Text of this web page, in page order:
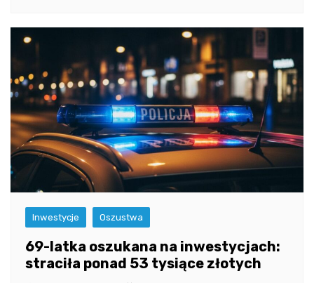
Inwestycje Oszustwa
69-latka oszukana na inwestycjach:
straciła ponad 53 tysiące złotych